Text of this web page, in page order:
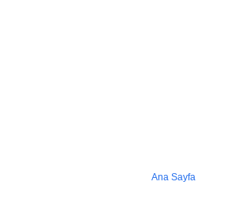
Ana Sayfa